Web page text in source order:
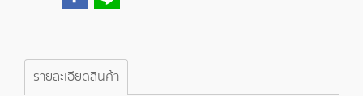
รายละเอียดสินค้า